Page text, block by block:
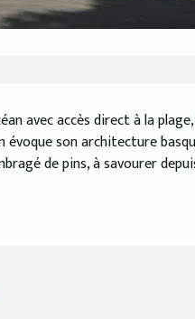
avec accès direct à la
évoque son architecture
de pins, à savourer